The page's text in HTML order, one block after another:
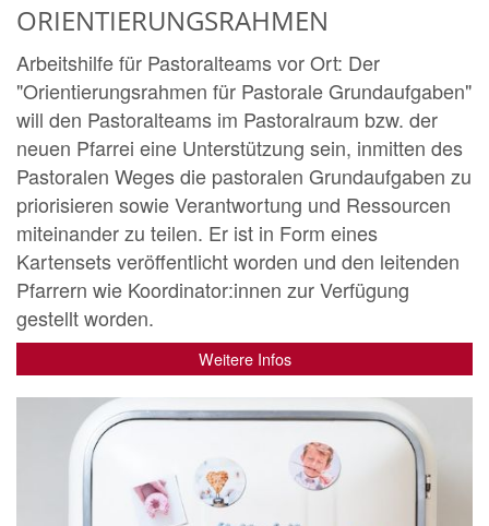
ORIENTIERUNGSRAHMEN
Arbeitshilfe für Pastoralteams vor Ort: Der
"Orientierungsrahmen für Pastorale Grundaufgaben"
will den Pastoralteams im Pastoralraum bzw. der
neuen Pfarrei eine Unterstützung sein, inmitten des
Pastoralen Weges die pastoralen Grundaufgaben zu
priorisieren sowie Verantwortung und Ressourcen
miteinander zu teilen. Er ist in Form eines
Kartensets veröffentlicht worden und den leitenden
Pfarrern wie Koordinator:innen zur Verfügung
gestellt worden.
Weitere Infos